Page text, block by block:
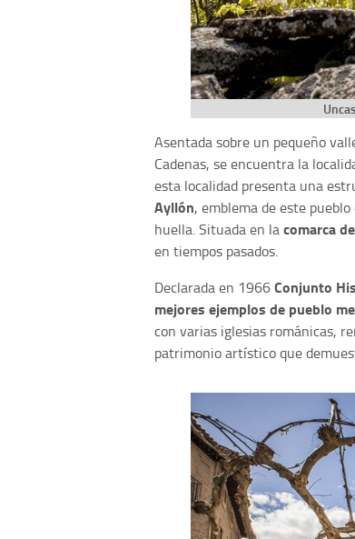
Asentada sobre un pequeño
Cadenas, se encuentra la
esta localidad presenta una
Ayllón, emblema de este
huella. Situada en lacomarca
en tiempos pasados.
Declarada en 1966Conjunto
mejores ejemplos de pueblo
con varias iglesias románicas,
patrimonio artístico que